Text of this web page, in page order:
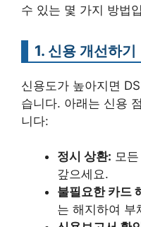
수 있는 몇 가지 방법
1. 신용 개선하기
신용도가 높아지면
습니다. 아래는 신용
니다:
정시 상환: 모
갚으세요.
불필요한 카드
는 해지하여 부